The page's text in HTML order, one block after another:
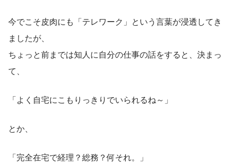
今でこそ皮肉にも「テレワーク」という言葉が浸透してき
ましたが、
ちょっと前までは知人に自分の仕事の話をすると、決まっ
て、
「よく自宅にこもりっきりでいられるね～」
とか、
「完全在宅で経理？総務？何それ。」